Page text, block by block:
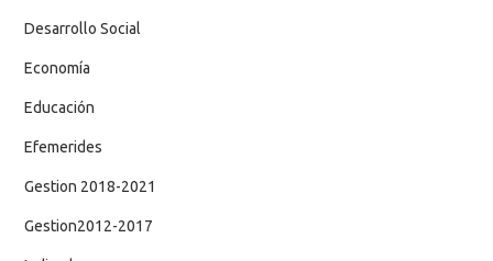
Desarrollo Social
Economía
Educación
Efemerides
Gestion 2018-2021
Gestion2012-2017